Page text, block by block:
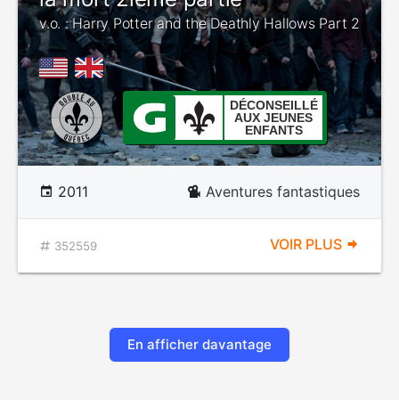
v.o. : Harry Potter and the Deathly Hallows Part 2
DÉCONSEILLÉ
AUX JEUNES
ENFANTS
2011 Aventures fantastiques
352559 VOIR PLUS
En afficher davantage